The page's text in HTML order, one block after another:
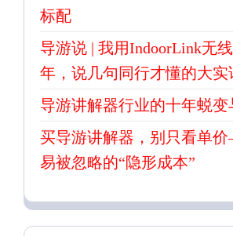
标配
导游说 | 我用IndoorLink无
年，说几句同行才懂的大实
导游讲解器行业的十年蜕
买导游讲解器，别只看单
易被忽略的“隐形成本”